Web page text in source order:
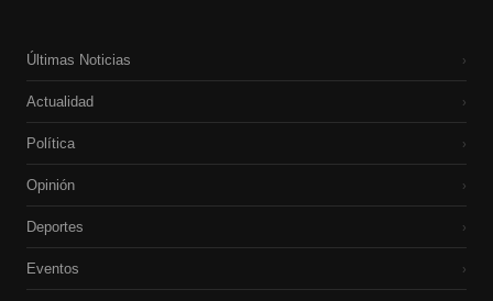
Últimas Noticias ›
Actualidad ›
Política ›
Opinión ›
Deportes ›
Eventos ›